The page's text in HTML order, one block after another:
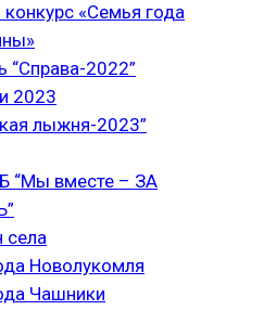
«Семья года
“Справа-2022”
2023
лыжня-2023”
“Мы вместе – ЗА
села
Новолукомля
Чашники